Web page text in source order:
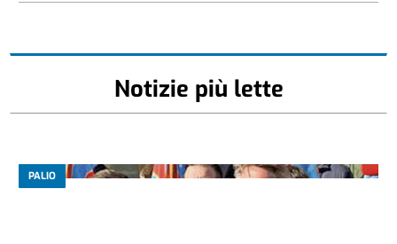
Notizie più lette
PALIO